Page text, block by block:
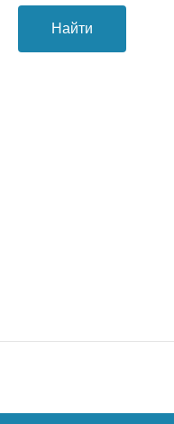
Найти